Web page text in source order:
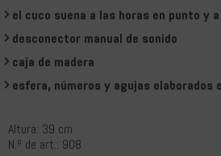
el cuco suena a las horas en punto y
desconector manual de sonido
caja de madera
esfera, números y agujas elaborados
Altura: 39 cm
N.º de art.: 908